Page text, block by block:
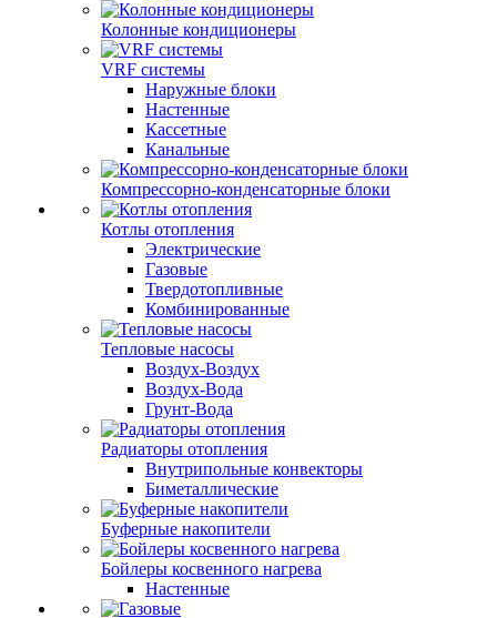
Колонные кондиционеры
VRF системы
Наружные блоки
Настенные
Кассетные
Канальные
Компрессорно-конденсаторные блоки
Котлы отопления
Электрические
Газовые
Твердотопливные
Комбинированные
Тепловые насосы
Воздух-Воздух
Воздух-Вода
Грунт-Вода
Радиаторы отопления
Внутрипольные конвекторы
Биметаллические
Буферные накопители
Бойлеры косвенного нагрева
Настенные